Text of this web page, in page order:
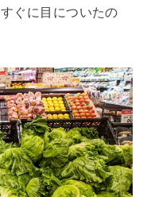
ぐに目についたの